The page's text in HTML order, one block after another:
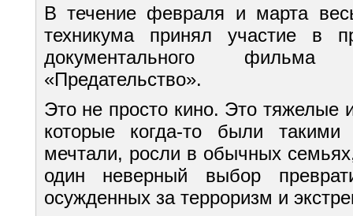
В течение февраля и марта
техникума принял участие в
документального
«Предательство».
Это не просто кино. Это тяжелые
которые когда-то были
мечтали, росли в обычных
один неверный выбор
осужденных за терроризм и